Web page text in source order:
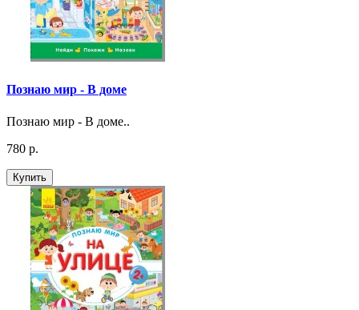
Познаю мир - В доме
Познаю мир - В доме..
780 р.
Купить